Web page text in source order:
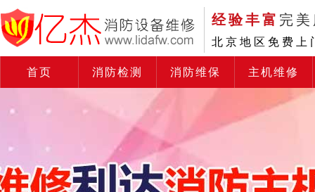
经验丰富 完
北京地区免费上
首页 消防检测 消防维保 主机维修